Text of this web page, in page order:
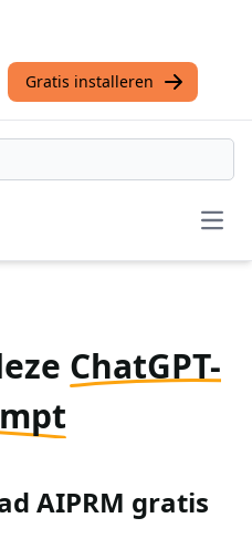
Gratis installeren
ChatGPT-
AIPRM gratis